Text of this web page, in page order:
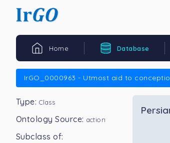
Home Database
IrGO_0000963 - Utmost aid to
Type: Class
Ontology Source: action
Subclass of: